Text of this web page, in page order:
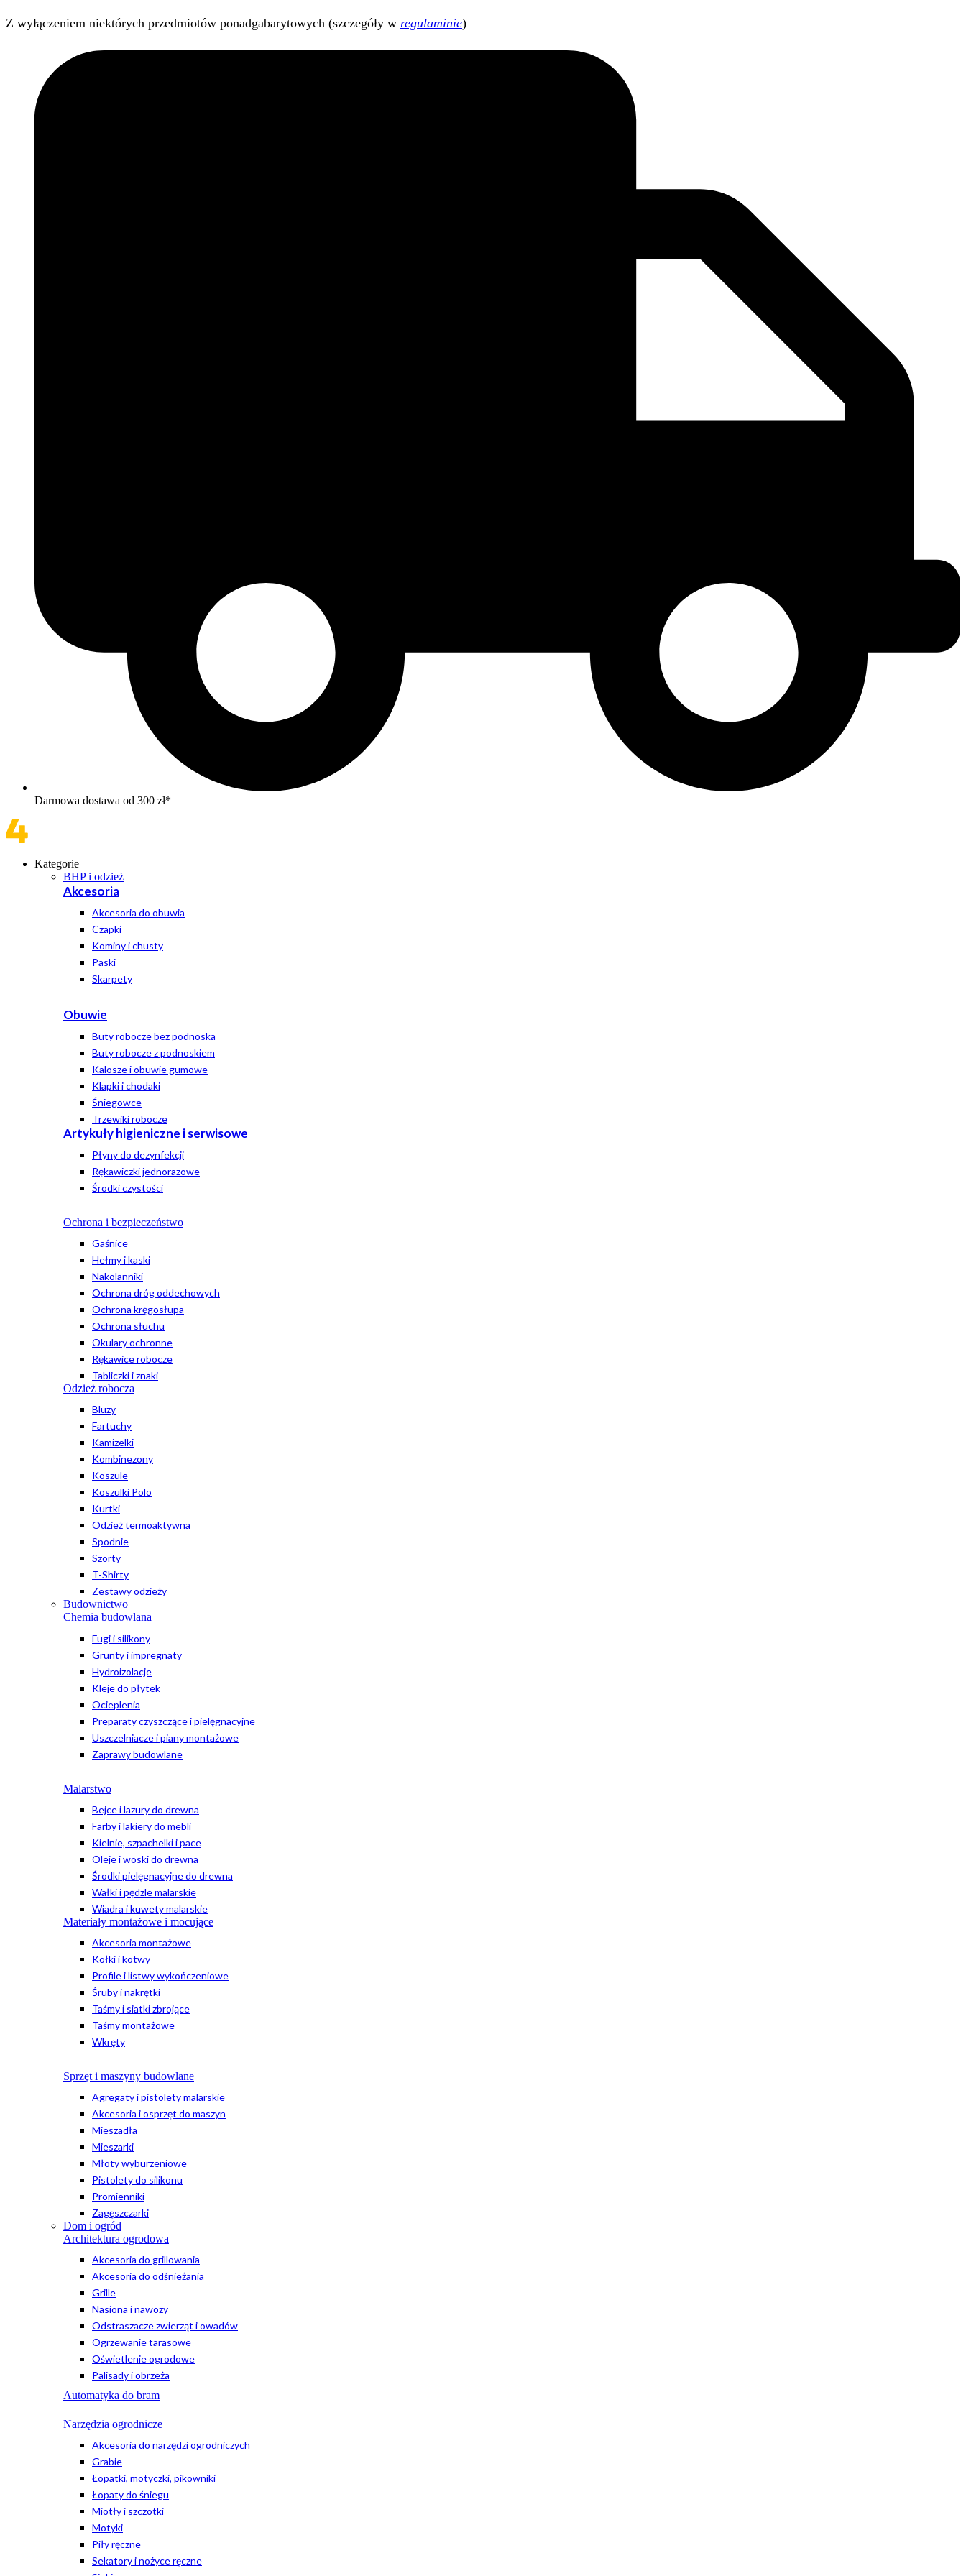
Z wyłączeniem niektórych przedmiotów ponadgabarytowych (szczegóły w regulaminie)
Darmowa dostawa od 300 zł*
Kategorie
BHP i odzież
Akcesoria
Akcesoria do obuwia
Czapki
Kominy i chusty
Paski
Skarpety
Obuwie
Buty robocze bez podnoska
Buty robocze z podnoskiem
Kalosze i obuwie gumowe
Klapki i chodaki
Śniegowce
Trzewiki robocze
Artykuły higieniczne i serwisowe
Płyny do dezynfekcji
Rękawiczki jednorazowe
Środki czystości
Ochrona i bezpieczeństwo
Gaśnice
Hełmy i kaski
Nakolanniki
Ochrona dróg oddechowych
Ochrona kręgosłupa
Ochrona słuchu
Okulary ochronne
Rękawice robocze
Tabliczki i znaki
Odzież robocza
Bluzy
Fartuchy
Kamizelki
Kombinezony
Koszule
Koszulki Polo
Kurtki
Odzież termoaktywna
Spodnie
Szorty
T-Shirty
Zestawy odzieży
Budownictwo
Chemia budowlana
Fugi i silikony
Grunty i impregnaty
Hydroizolacje
Kleje do płytek
Ocieplenia
Preparaty czyszczące i pielęgnacyjne
Uszczelniacze i piany montażowe
Zaprawy budowlane
Malarstwo
Bejce i lazury do drewna
Farby i lakiery do mebli
Kielnie, szpachelki i pace
Oleje i woski do drewna
Środki pielęgnacyjne do drewna
Wałki i pędzle malarskie
Wiadra i kuwety malarskie
Materiały montażowe i mocujące
Akcesoria montażowe
Kołki i kotwy
Profile i listwy wykończeniowe
Śruby i nakrętki
Taśmy i siatki zbrojące
Taśmy montażowe
Wkręty
Sprzęt i maszyny budowlane
Agregaty i pistolety malarskie
Akcesoria i osprzęt do maszyn
Mieszadła
Mieszarki
Młoty wyburzeniowe
Pistolety do silikonu
Promienniki
Zagęszczarki
Dom i ogród
Architektura ogrodowa
Akcesoria do grillowania
Akcesoria do odśnieżania
Grille
Nasiona i nawozy
Odstraszacze zwierząt i owadów
Ogrzewanie tarasowe
Oświetlenie ogrodowe
Palisady i obrzeża
Automatyka do bram
Narzędzia ogrodnicze
Akcesoria do narzędzi ogrodniczych
Grabie
Łopatki, motyczki, pikowniki
Łopaty do śniegu
Miotły i szczotki
Motyki
Piły ręczne
Sekatory i nożyce ręczne